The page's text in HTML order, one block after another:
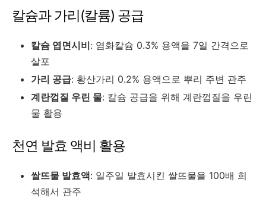
칼슘과 가리(칼륨) 공급
칼슘 엽면시비: 염화칼슘 0.3% 용액을 7일 간격으로
살포
가리 공급: 황산가리 0.2% 용액으로 뿌리 주변 관주
계란껍질 우린 물: 칼슘 공급을 위해 계란껍질을 우린
물 활용
천연 발효 액비 활용
쌀뜨물 발효액: 일주일 발효시킨 쌀뜨물을 100배 희
석해서 관주